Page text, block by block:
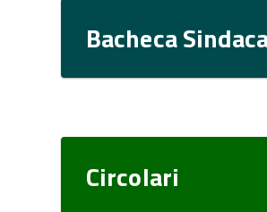
Bacheca
Circolari